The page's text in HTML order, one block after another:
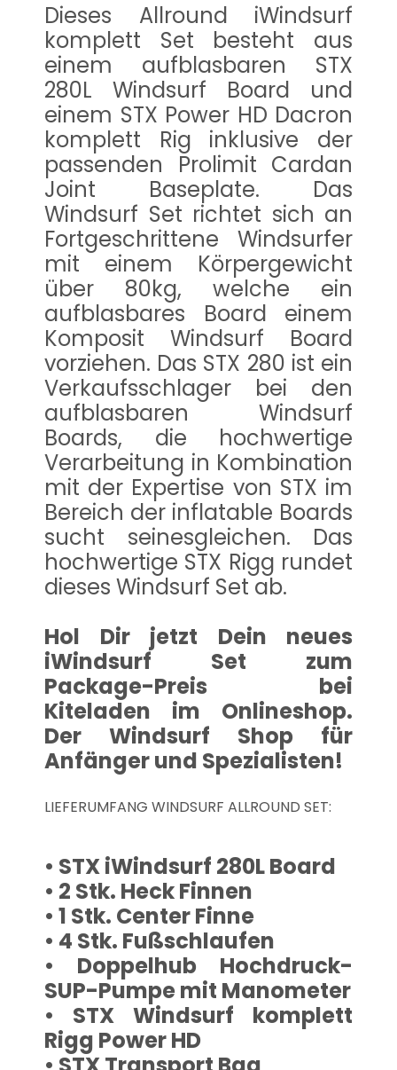
Dieses Allround iWindsurf
komplett Set besteht aus
einem aufblasbaren STX
280L Windsurf Board und
einem STX Power HD Dacron
komplett Rig inklusive der
passenden Prolimit Cardan
Joint Baseplate. Das
Windsurf Set richtet sich an
Fortgeschrittene Windsurfer
mit einem Körpergewicht
über 80kg, welche ein
aufblasbares Board einem
Komposit Windsurf Board
vorziehen. Das STX 280 ist ein
Verkaufsschlager bei den
aufblasbaren Windsurf
Boards, die hochwertige
Verarbeitung in Kombination
mit der Expertise von STX im
Bereich der inflatable Boards
sucht seinesgleichen. Das
hochwertige STX Rigg rundet
dieses Windsurf Set ab.
Hol Dir jetzt Dein neues
iWindsurf Set zum
Package-Preis bei
Kiteladen im Onlineshop.
Der Windsurf Shop für
Anfänger und Spezialisten!
LIEFERUMFANG WINDSURF ALLROUND SET:
• STX iWindsurf 280L Board
• 2 Stk. Heck Finnen
• 1 Stk. Center Finne
• 4 Stk. Fußschlaufen
• Doppelhub Hochdruck-
SUP-Pumpe mit Manometer
• STX Windsurf komplett
Rigg Power HD